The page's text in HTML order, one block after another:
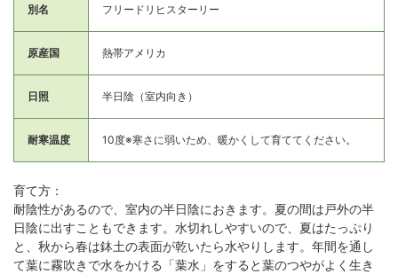
別名 フリードリヒスターリー
原産国 熱帯アメリカ
日照 半日陰（室内向き）
耐寒温度 10度※寒さに弱いため、暖かくして育ててください。
育て方：
耐陰性があるので、室内の半日陰におきます。夏の間は戸外の半
日陰に出すこともできます。水切れしやすいので、夏はたっぷり
と、秋から春は鉢土の表面が乾いたら水やりします。年間を通し
て葉に霧吹きで水をかける「葉水」をすると葉のつやがよく生き